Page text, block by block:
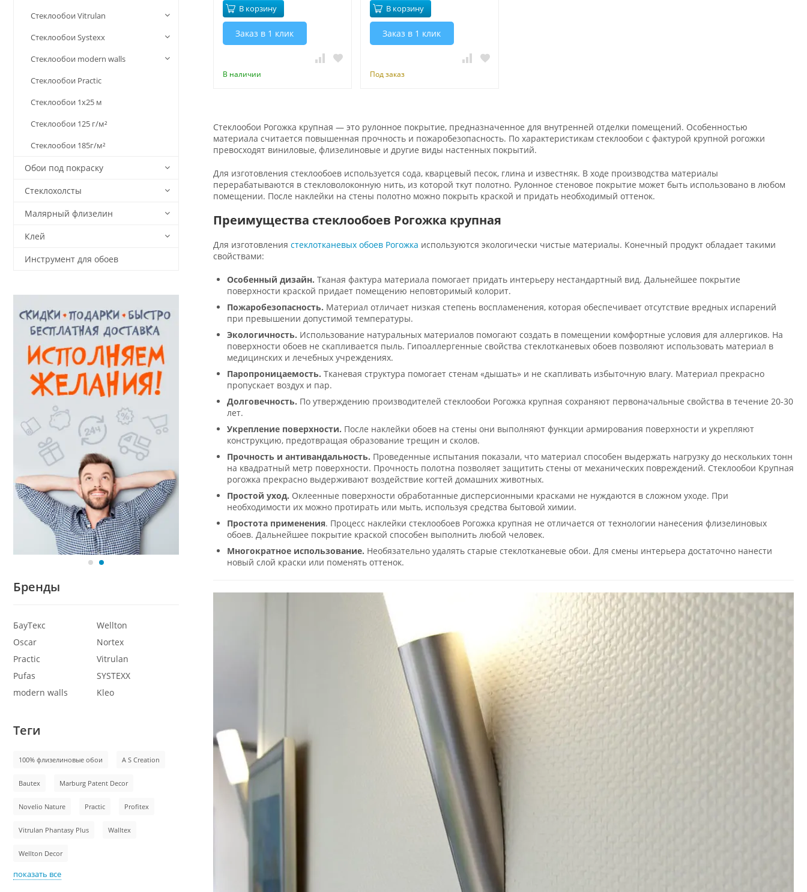
В корзину
Заказ в 1 клик
В наличии
В корзину
Заказ в 1 клик
Под заказ
Стеклообои Рогожка крупная — это рулонное покрытие, предназначенное для внутренней отделки помещений. Особенностью
материала считается повышенная прочность и пожаробезопасность. По характеристикам стеклообои с фактурой крупной рогожки
превосходят виниловые, флизелиновые и другие виды настенных покрытий.
Для изготовления стеклообоев используется сода, кварцевый песок, глина и известняк. В ходе производства материалы
перерабатываются в стекловолоконную нить, из которой ткут полотно. Рулонное стеновое покрытие может быть использовано в любом
помещении. После наклейки на стены полотно можно покрыть краской и придать необходимый оттенок.
Преимущества стеклообоев Рогожка крупная
Для изготовления стеклотканевых обоев Рогожка используются экологически чистые материалы. Конечный продукт обладает такими
свойствами:
Особенный дизайн. Тканая фактура материала помогает придать интерьеру нестандартный вид. Дальнейшее покрытие
поверхности краской придает помещению неповторимый колорит.
Пожаробезопасность. Материал отличает низкая степень воспламенения, которая обеспечивает отсутствие вредных испарений
при превышении допустимой температуры.
Экологичность. Использование натуральных материалов помогают создать в помещении комфортные условия для аллергиков. На
поверхности обоев не скапливается пыль. Гипоаллергенные свойства стеклотканевых обоев позволяют использовать материал в
медицинских и лечебных учреждениях.
Паропроницаемость. Тканевая структура помогает стенам «дышать» и не скапливать избыточную влагу. Материал прекрасно
пропускает воздух и пар.
Долговечность. По утверждению производителей стеклообои Рогожка крупная сохраняют первоначальные свойства в течение 20-30
лет.
Укрепление поверхности. После наклейки обоев на стены они выполняют функции армирования поверхности и укрепляют
конструкцию, предотвращая образование трещин и сколов.
Прочность и антивандальность. Проведенные испытания показали, что материал способен выдержать нагрузку до нескольких тонн
на квадратный метр поверхности. Прочность полотна позволяет защитить стены от механических повреждений. Стеклообои Крупная
рогожка прекрасно выдерживают воздействие когтей домашних животных.
Простой уход. Оклеенные поверхности обработанные дисперсионными красками не нуждаются в сложном уходе. При
необходимости их можно протирать или мыть, используя средства бытовой химии.
Простота применения. Процесс наклейки стеклообоев Рогожка крупная не отличается от технологии нанесения флизелиновых
обоев. Дальнейшее покрытие краской способен выполнить любой человек.
Многократное использование. Необязательно удалять старые стеклотканевые обои. Для смены интерьера достаточно нанести
новый слой краски или поменять оттенок.
Стеклообои Vitrulan
Стеклообои Systexx
Стеклообои modern walls
Стеклообои Practic
Стеклообои 1х25 м
Стеклообои 125 г/м²
Стеклообои 185г/м²
Обои под покраску
Стеклохолсты
Малярный флизелин
Клей
Инструмент для обоев
Бренды
БауТекс
Wellton
Oscar
Nortex
Practic
Vitrulan
Pufas
SYSTEXX
modern walls
Kleo
Теги
100% флизелиновые обои A S Creation
Bautex Marburg Patent Decor
Novelio Nature Practic Profitex
Vitrulan Phantasy Plus Walltex
Wellton Decor
показать все